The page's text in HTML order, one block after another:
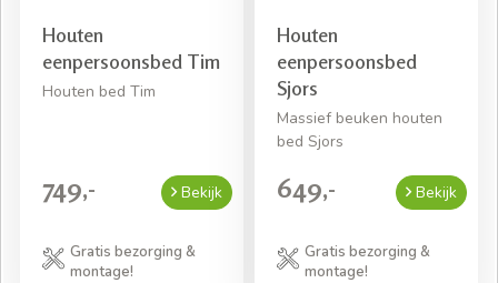
Houten
eenpersoonsbed Tim
Houten bed Tim
749,- Bekijk
Gratis bezorging &
montage!
Houten
eenpersoonsbed
Sjors
Massief beuken houten
bed Sjors
649,- Bekijk
Gratis bezorging &
montage!